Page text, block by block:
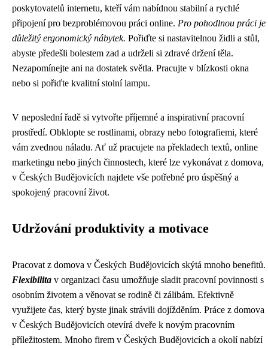
poskytovatelů internetu, kteří vám nabídnou stabilní a rychlé
připojení pro bezproblémovou práci online. Pro pohodlnou práci je
důležitý ergonomický nábytek. Pořiďte si nastavitelnou židli a stůl,
abyste předešli bolestem zad a udrželi si zdravé držení těla.
Nezapomínejte ani na dostatek světla. Pracujte v blízkosti okna
nebo si pořiďte kvalitní stolní lampu.
V neposlední řadě si vytvořte příjemné a inspirativní pracovní
prostředí. Obklopte se rostlinami, obrazy nebo fotografiemi, které
vám zvednou náladu. Ať už pracujete na překladech textů, online
marketingu nebo jiných činnostech, které lze vykonávat z domova,
v Českých Budějovicích najdete vše potřebné pro úspěšný a
spokojený pracovní život.
Udržování produktivity a motivace
Pracovat z domova v Českých Budějovicích skýtá mnoho benefitů.
Flexibilita v organizaci času umožňuje sladit pracovní povinnosti s
osobním životem a věnovat se rodině či zálibám. Efektivně
využijete čas, který byste jinak strávili dojížděním. Práce z domova
v Českých Budějovicích otevírá dveře k novým pracovním
příležitostem. Mnoho firem v Českých Budějovicích a okolí nabízí